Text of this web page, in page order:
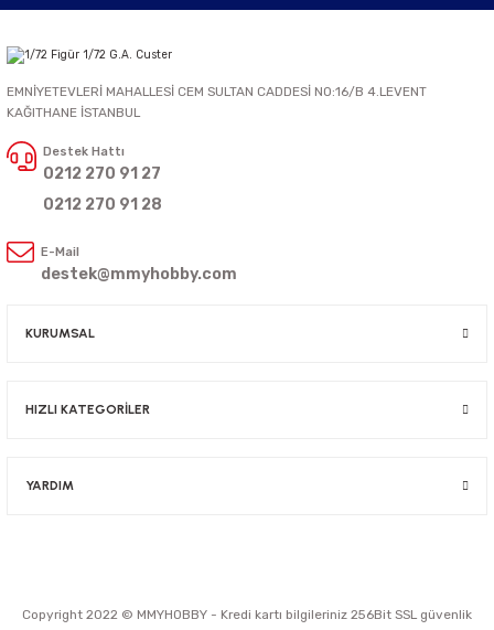
EMNİYETEVLERİ MAHALLESİ CEM SULTAN CADDESİ NO:16/B 4.LEVENT
KAĞITHANE İSTANBUL
Destek Hattı
0212 270 91 27
0212 270 91 28
E-Mail
destek@mmyhobby.com
KURUMSAL
HIZLI KATEGORİLER
YARDIM
Copyright 2022 © MMYHOBBY - Kredi kartı bilgileriniz 256Bit SSL güvenlik